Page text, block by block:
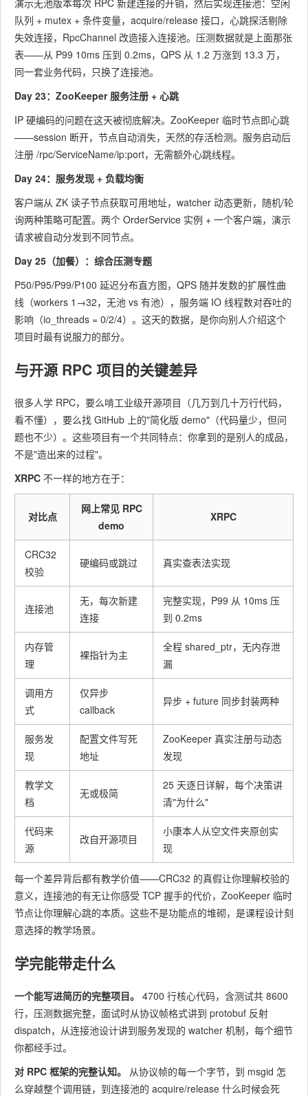
演示无池版本每次 RPC 新建连接的开销，然后实现连接池：空闲
队列 + mutex + 条件变量，acquire/release 接口，心跳探活剔除
失效连接，RpcChannel 改造接入连接池。压测数据就是上面那张
表——从 P99 10ms 压到 0.2ms，QPS 从 1.2 万涨到 13.3 万，
同一套业务代码，只换了连接池。
Day 23：ZooKeeper 服务注册 + 心跳
IP 硬编码的问题在这天被彻底解决。ZooKeeper 临时节点即心跳
——session 断开，节点自动消失，天然的存活检测。服务启动后
注册 /rpc/ServiceName/ip:port，无需额外心跳线程。
Day 24：服务发现 + 负载均衡
客户端从 ZK 读子节点获取可用地址，watcher 动态更新，随机/轮
询两种策略可配置。两个 OrderService 实例 + 一个客户端，演示
请求被自动分发到不同节点。
Day 25（加餐）：综合压测专题
P50/P95/P99/P100 延迟分布直方图，QPS 随并发数的扩展性曲
线（workers 1→32，无池 vs 有池），服务端 IO 线程数对吞吐的
影响（io_threads = 0/2/4）。这天的数据，是你向别人介绍这个
项目时最有说服力的部分。
与开源 RPC 项目的关键差异
很多人学 RPC，要么啃工业级开源项目（几万到几十万行代码，
看不懂），要么找 GitHub 上的"简化版 demo"（代码量少，但问
题也不少）。这些项目有一个共同特点：你拿到的是别人的成品，
不是"造出来的过程"。
XRPC 不一样的地方在于：
对比点
网上常见 RPC
demo
XRPC
CRC32
校验
硬编码或跳过 真实查表法实现
连接池
无，每次新建
连接
完整实现，P99 从 10ms 压
到 0.2ms
内存管
理
裸指针为主
全程 shared_ptr，无内存泄
漏
调用方
式
仅异步
callback
异步 + future 同步封装两种
服务发
现
配置文件写死
地址
ZooKeeper 真实注册与动态
发现
教学文
档
无或极简
25 天逐日详解，每个决策讲
清"为什么"
代码来
源
改自开源项目
小康本人从空文件夹原创实
现
每一个差异背后都有教学价值——CRC32 的真假让你理解校验的
意义，连接池的有无让你感受 TCP 握手的代价，ZooKeeper 临时
节点让你理解心跳的本质。这些不是功能点的堆砌，是课程设计刻
意选择的教学场景。
学完能带走什么
一个能写进简历的完整项目。 4700 行核心代码，含测试共 8600
行，压测数据完整，面试时从协议帧格式讲到 protobuf 反射
dispatch，从连接池设计讲到服务发现的 watcher 机制，每个细节
你都经手过。
对 RPC 框架的完整认知。
从协议帧的每一个字节，到 msgid 怎
么穿越整个调用链，到连接池的 acquire/release 什么时候会死